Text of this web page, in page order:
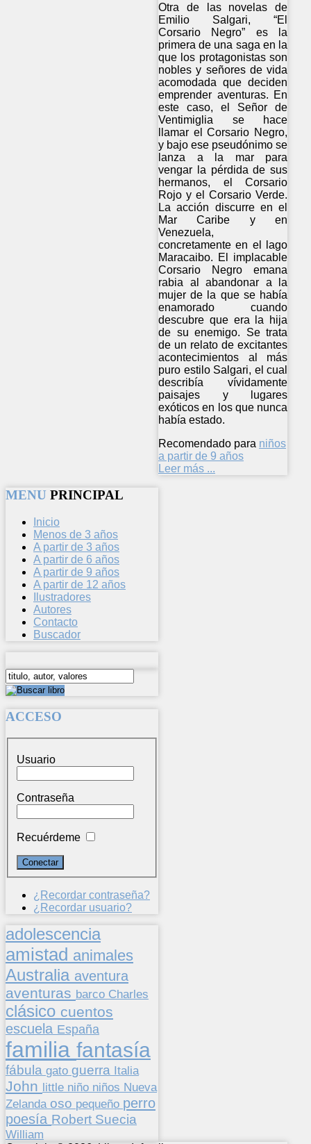
Otra de las novelas de
Emilio Salgari, “El
Corsario Negro” es la
primera de una saga en la
que los protagonistas son
nobles y señores de vida
acomodada que deciden
emprender aventuras. En
este caso, el Señor de
Ventimiglia se hace
llamar el Corsario Negro,
y bajo ese pseudónimo se
lanza a la mar para
vengar la pérdida de sus
hermanos, el Corsario
Rojo y el Corsario Verde.
La acción discurre en el
Mar Caribe y en
Venezuela,
concretamente en el lago
Maracaibo. El implacable
Corsario Negro emana
rabia al abandonar a la
mujer de la que se había
enamorado cuando
descubre que era la hija
de su enemigo. Se trata
de un relato de excitantes
acontecimientos al más
puro estilo Salgari, el cual
describía vívidamente
paisajes y lugares
exóticos en los que nunca
había estado.
Recomendado para niños
a partir de 9 años
Leer más ...
MENU PRINCIPAL
Inicio
Menos de 3 años
A partir de 3 años
A partir de 6 años
A partir de 9 años
A partir de 12 años
Ilustradores
Autores
Contacto
Buscador
ACCESO
Usuario
Contraseña
Recuérdeme
¿Recordar contraseña?
¿Recordar usuario?
adolescencia
amistad animales
Australia aventura
aventuras barco Charles
clásico cuentos
escuela España
familia fantasía
fábula gato guerra Italia
John little niño niños Nueva
Zelanda oso pequeño perro
poesía Robert Suecia
William